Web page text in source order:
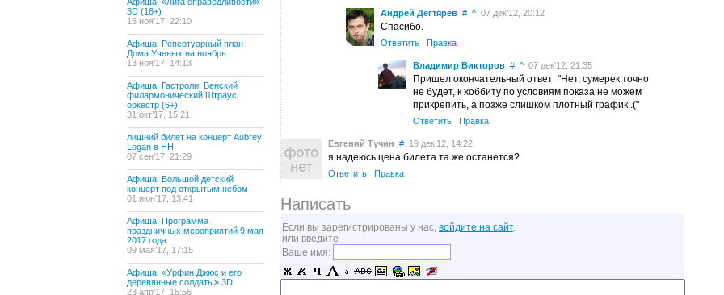
3D (16+)
15 ноя’17, 22:10
Афиша: Репертуарный план
Дома Ученых на ноябрь
13 ноя’17, 14:13
Афиша: Гастроли: Венский
филармонический Штраус
оркестр (6+)
31 окт’17, 15:21
лишний билет на концерт Aubrey
Logan в НН
07 сен’17, 21:29
Афиша: Большой детский
концерт под открытым небом
01 июн’17, 13:41
Афиша: Программа
праздничных мероприятий 9 мая
2017 года
09 мая’17, 17:15
Афиша: «Урфин Джюс и его
деревянные солдаты» 3D
23 апр’17, 15:56
Андрей Дегтярёв # ^ 07 дек’12, 20:12
Спасибо.
Ответить Правка
Владимир Викторов # ^ 07 дек’12, 21:35
Пришел окончательный ответ: "Нет, сумерек точно
не будет, к хоббиту по условиям показа не можем
прикрепить, а позже слишком плотный график..("
Ответить Правка
Евгений Тучин # 19 дек’12, 14:22
я надеюсь цена билета та же останется?
Ответить Правка
Написать
Если вы зарегистрированы у нас, войдите на сайт.
или введите
Ваше имя: